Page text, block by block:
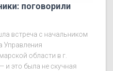
поговорили
встреча с начальником
Управления
области в г.
и это была не скучная